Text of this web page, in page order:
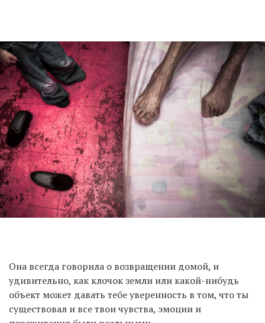
Она всегда говорила о возвращении домой, и
удивительно, как клочок земли или какой-нибудь
объект может давать тебе уверенность в том, что ты
существовал и все твои чувства, эмоции и